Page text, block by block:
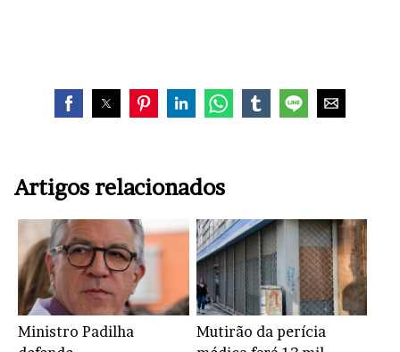
Artigos relacionados
Ministro Padilha
Mutirão da perícia